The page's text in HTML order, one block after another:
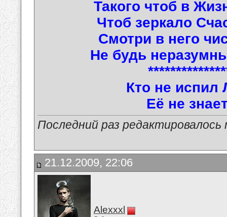
Такого чтоб в
Чтоб зеркало
Смотри в него
Не будь
Кто не испил
Её не
Последний раз
21.12.2009, 22:06
Alexxxl